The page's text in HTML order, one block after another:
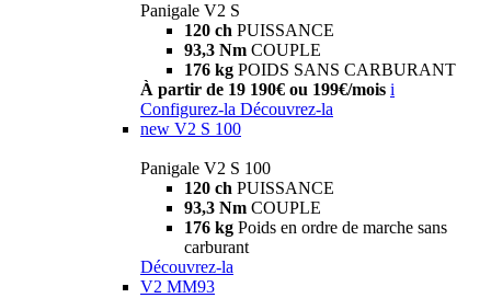
Panigale V2 S
120 ch PUISSANCE
93,3 Nm COUPLE
176 kg POIDS SANS CARBURANT
À partir de 19 190€ ou 199€/mois i
Configurez-la Découvrez-la
new V2 S 100
Panigale V2 S 100
120 ch PUISSANCE
93,3 Nm COUPLE
176 kg Poids en ordre de marche sans
carburant
Découvrez-la
V2 MM93